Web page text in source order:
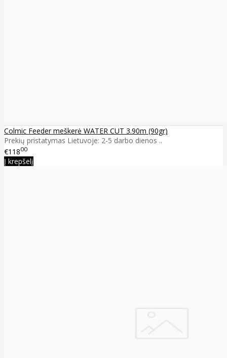
Colmic Feeder meškerė WATER CUT 3.90m (90gr)
Prekių pristatymas Lietuvoje: 2-5 darbo dienos ..
€11800
Į krepšelį